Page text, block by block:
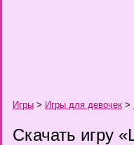
Игры > Игры для девочек >
Скачать игру